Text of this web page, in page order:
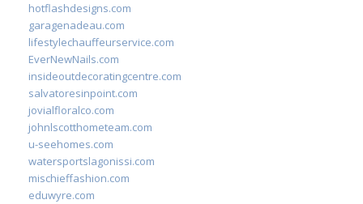
hotflashdesigns.com
garagenadeau.com
lifestylechauffeurservice.com
EverNewNails.com
insideoutdecoratingcentre.com
salvatoresinpoint.com
jovialfloralco.com
johnlscotthometeam.com
u-seehomes.com
watersportslagonissi.com
mischieffashion.com
eduwyre.com